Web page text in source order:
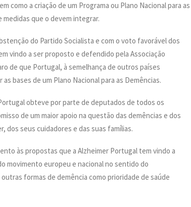
como a criação de um Programa ou Plano Nacional para as
medidas que o devem integrar.
do Partido Socialista e com o voto favorável dos
vindo a ser proposto e defendido pela Associação
de que Portugal, à semelhança de outros países
bases de um Plano Nacional para as Demências.
obteve por parte de deputados de todos os
de um maior apoio na questão das demências e dos
dos seus cuidadores e das suas famílias.
às propostas que a Alzheimer Portugal tem vindo a
movimento europeu e nacional no sentido do
formas de demência como prioridade de saúde